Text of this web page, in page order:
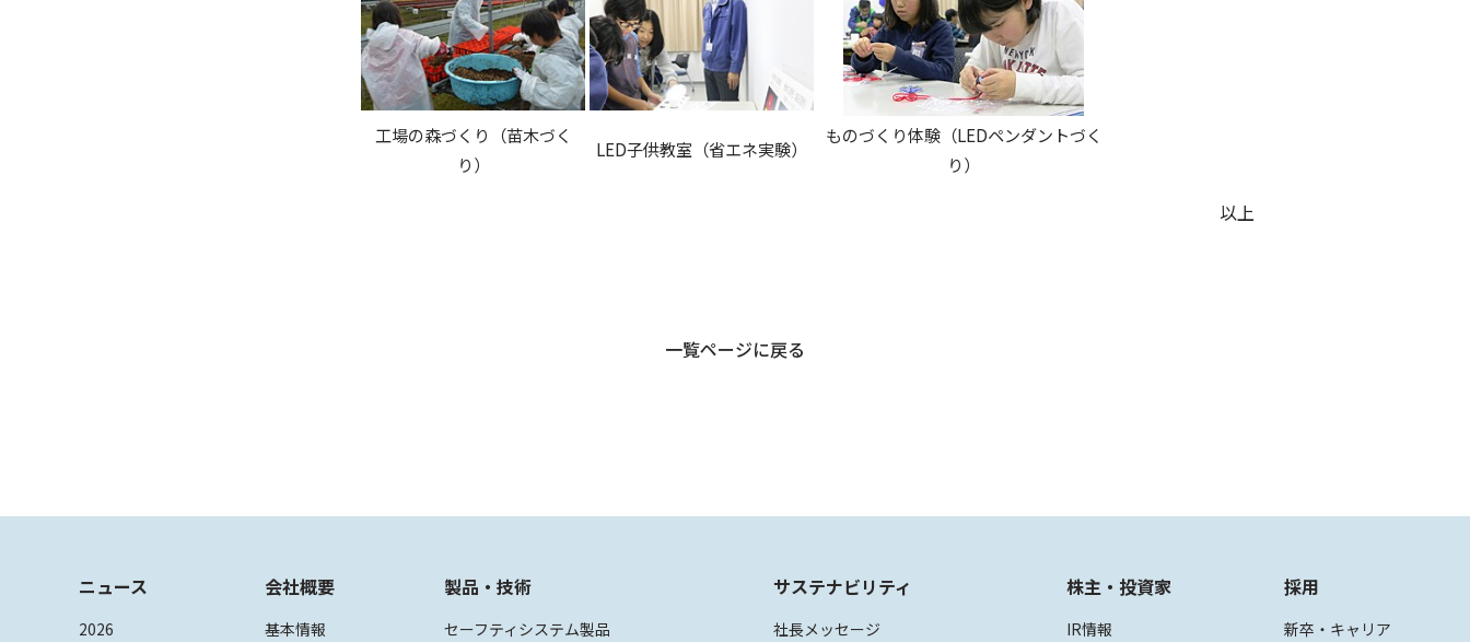
工場の森づくり（苗木づく
り）
LED子供教室（省エネ実験）
ものづくり体験（LEDペンダントづく
り）
以上
一覧ページに戻る
ニュース
2026
会社概要
基本情報
製品・技術
セーフティシステム製品
サステナビリティ
社長メッセージ
株主・投資家
IR情報
採用
新卒・キャリア